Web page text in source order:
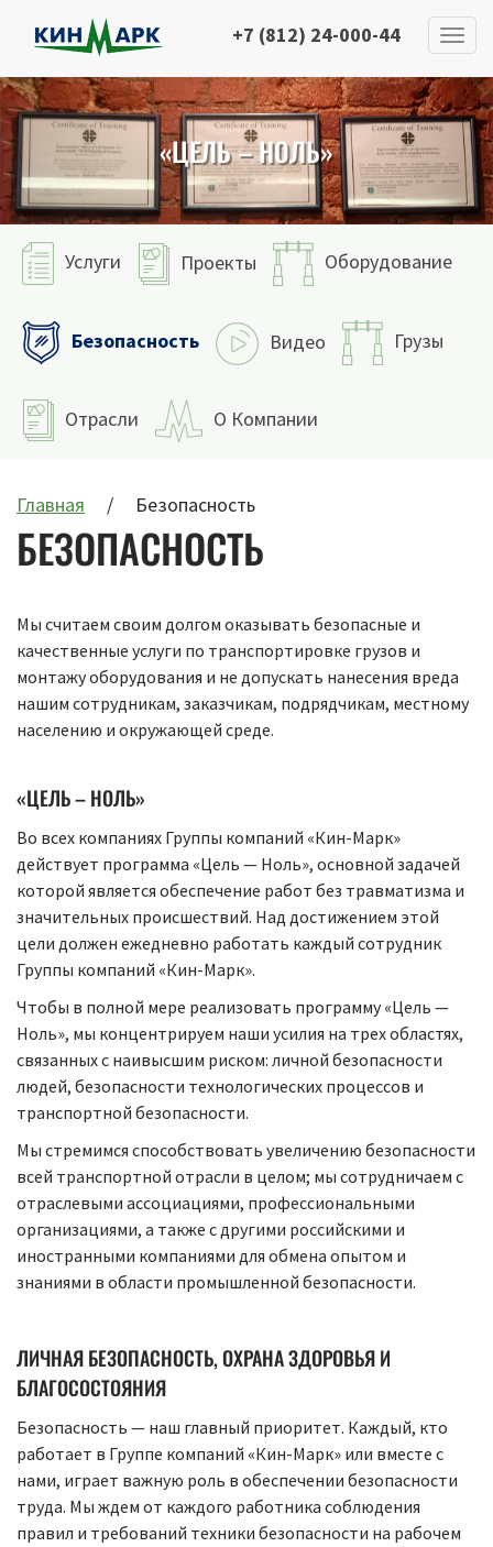
+7 (812) 24-000-44
«ЦЕЛЬ – НОЛЬ»
Услуги Проекты Оборудование
Безопасность Видео Грузы
Отрасли О Компании
Главная Безопасность
БЕЗОПАСНОСТЬ
Мы считаем своим долгом оказывать безопасные и
качественные услуги по транспортировке грузов и
монтажу оборудования и не допускать нанесения вреда
нашим сотрудникам, заказчикам, подрядчикам, местному
населению и окружающей среде.
«ЦЕЛЬ – НОЛЬ»
Во всех компаниях Группы компаний «Кин-Марк»
действует программа «Цель — Ноль», основной задачей
которой является обеспечение работ без травматизма и
значительных происшествий. Над достижением этой
цели должен ежедневно работать каждый сотрудник
Группы компаний «Кин-Марк».
Чтобы в полной мере реализовать программу «Цель —
Ноль», мы концентрируем наши усилия на трех областях,
связанных с наивысшим риском: личной безопасности
людей, безопасности технологических процессов и
транспортной безопасности.
Мы стремимся способствовать увеличению безопасности
всей транспортной отрасли в целом; мы сотрудничаем с
отраслевыми ассоциациями, профессиональными
организациями, а также с другими российскими и
иностранными компаниями для обмена опытом и
знаниями в области промышленной безопасности.
ЛИЧНАЯ БЕЗОПАСНОСТЬ, ОХРАНА ЗДОРОВЬЯ И
БЛАГОСОСТОЯНИЯ
Безопасность — наш главный приоритет. Каждый, кто
работает в Группе компаний «Кин-Марк» или вместе с
нами, играет важную роль в обеспечении безопасности
труда. Мы ждем от каждого работника соблюдения
правил и требований техники безопасности на рабочем